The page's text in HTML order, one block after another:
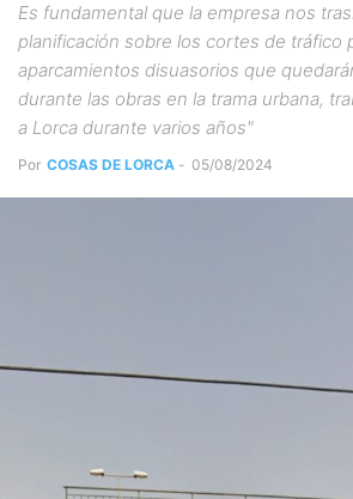
Es fundamental que la empresa nos
planificación sobre los cortes de tráfico
aparcamientos disuasorios que
durante las obras en la trama urbana,
a Lorca durante varios años"
Por COSAS DE LORCA - 05/08/2024